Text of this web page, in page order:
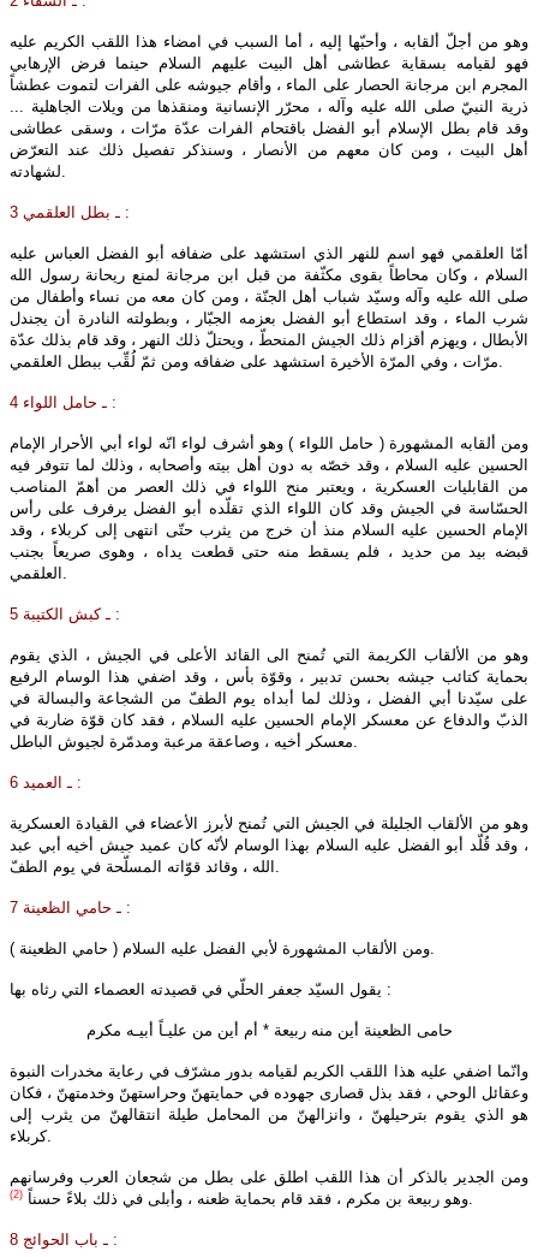
وهو من أجلّ ألقابه ، وأحبّها إليه ، أما السبب في امضاء هذا اللقب الكريم عليه
فهو لقيامه بسقاية عطاشى أهل البيت عليهم‌ السلام حينما فرض الإرهابي
المجرم ابن مرجانة الحصار على الماء ، وأقام جيوشه على الفرات لتموت عطشاً
ذرية النبيّ صلى‌ الله‌ عليه‌ وآله ، محرّر الإنسانية ومنقذها من ويلات الجاهلية ...
وقد قام بطل الإسلام أبو الفضل باقتحام الفرات عدّة مرّات ، وسقى عطاشى
أهل البيت ، ومن كان معهم من الأنصار ، وسنذكر تفصيل ذلك عند التعرّض
3 ـ بطل العلقمي :
أمّا العلقمي فهو اسم للنهر الذي استشهد على ضفافه أبو الفضل العباس عليه‌
السلام ، وكان محاطاً بقوى مكثّفة من قبل ابن مرجانة لمنع ريحانة رسول الله
صلى‌ الله‌ عليه‌ وآله وسيّد شباب أهل الجنّة ، ومن كان معه من نساء وأطفال من
شرب الماء ، وقد استطاع أبو الفضل بعزمه الجبّار ، وبطولته النادرة أن يجندل
الأبطال ، ويهزم أقزام ذلك الجيش المنحطّ ، ويحتلّ ذلك النهر ، وقد قام بذلك عدّة
4 ـ حامل اللواء :
ومن ألقابه المشهورة ( حامل اللواء ) وهو أشرف لواء انّه لواء أبي الأحرار الإمام
الحسين عليه‌ السلام ، وقد خصّه به دون أهل بيته وأصحابه ، وذلك لما تتوفر فيه
من القابليات العسكرية ، ويعتبر منح اللواء في ذلك العصر من أهمّ المناصب
الحسّاسة في الجيش وقد كان اللواء الذي تقلّده أبو الفضل يرفرف على رأس
الإمام الحسين عليه‌ السلام منذ أن خرج من يثرب حتّى انتهى إلى كربلاء ، وقد
قبضه بيد من حديد ، فلم يسقط منه حتى قطعت يداه ، وهوى صريعاً بجنب
5 ـ كبش الكتيبة :
وهو من الألقاب الكريمة التي تُمنح الى القائد الأعلى في الجيش ، الذي يقوم
بحماية كتائب جيشه بحسن تدبير ، وقوّة بأس ، وقد اضفي هذا الوسام الرفيع
على سيّدنا أبي الفضل ، وذلك لما أبداه يوم الطفّ من الشجاعة والبسالة في
الذبّ والدفاع عن معسكر الإمام الحسين عليه‌ السلام ، فقد كان قوّة ضاربة في
6 ـ العميد :
وهو من الألقاب الجليلة في الجيش التي تُمنح لأبرز الأعضاء في القيادة العسكرية
، وقد قُلّد أبو الفضل عليه‌ السلام بهذا الوسام لأنّه كان عميد جيش أخيه أبي عبد
7 ـ حامي الظعينة :
يقول السيّد جعفر الحلّي في قصيدته العصماء التي رثاه بها :
حامى الظعينة أين منه ربيعة * أم أين من عليـاً أبيـه مكرم
وانّما اضفي عليه هذا اللقب الكريم لقيامه بدور مشرّف في رعاية مخدرات النبوة
وعقائل الوحي ، فقد بذل قصارى جهوده في حمايتهنّ وحراستهنّ وخدمتهنّ ، فكان
هو الذي يقوم بترحيلهنّ ، وانزالهنّ من المحامل طيلة انتقالهنّ من يثرب إلى
كربلاء.
ومن الجدير بالذكر أن هذا اللقب اطلق على بطل من شجعان العرب وفرسانهم
وهو ربيعة بن مكرم ، فقد قام بحماية ظعنه ، وأبلى في ذلك بلاءً حسناً (2)
8 ـ باب الحوائج :